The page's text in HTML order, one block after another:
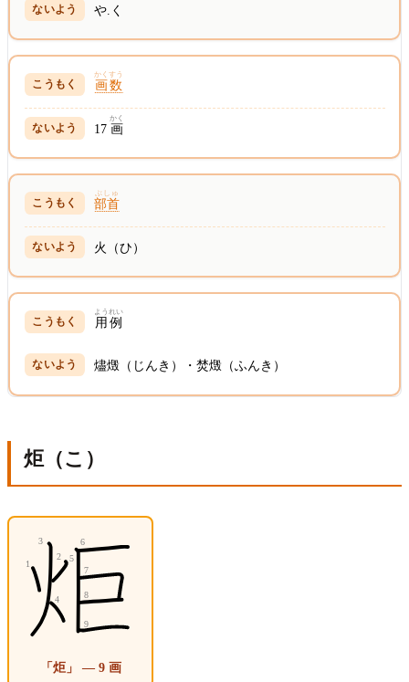
や.く
画数
かくすう
17 画
かく
部首
ぶしゅ
火（ひ）
用例
ようれい
燼燬（じんき）・焚燬（ふんき）
炬（こ）
「炬」 — 9 画